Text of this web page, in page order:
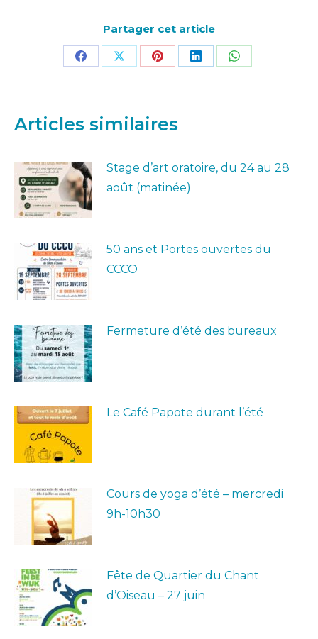
Partager cet article
PartagerPartagerPartagerPartagerPartager
Articles similaires
Stage d’art oratoire, du 24 au 28
août (matinée)
50 ans et Portes ouvertes du
CCCO
Fermeture d’été des bureaux
Le Café Papote durant l’été
Cours de yoga d’été – mercredi
9h-10h30
Fête de Quartier du Chant
d’Oiseau – 27 juin